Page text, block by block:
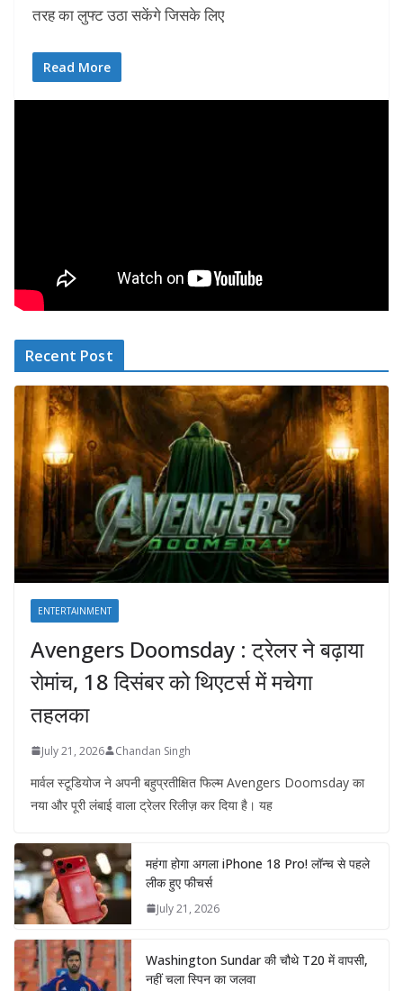
तरह का लुफ्ट उठा सकेंगे जिसके लिए
Read More
Recent Post
ENTERTAINMENT
Avengers Doomsday : ट्रेलर ने बढ़ाया
रोमांच, 18 दिसंबर को थिएटर्स में मचेगा
तहलका
July 21, 2026 Chandan Singh
मार्वल स्टूडियोज ने अपनी बहुप्रतीक्षित फिल्म Avengers Doomsday का
नया और पूरी लंबाई वाला ट्रेलर रिलीज़ कर दिया है। यह
महंगा होगा अगला iPhone 18 Pro! लॉन्च से पहले
लीक हुए फीचर्स
July 21, 2026
Washington Sundar की चौथे T20 में वापसी,
नहीं चला स्पिन का जलवा